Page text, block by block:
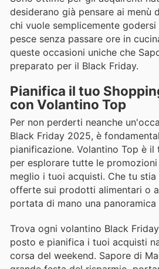
desiderano già pensare ai menù
chi vuole semplicemente
pesce senza passare ore in
queste occasioni uniche che
preparato per il Black Friday.
Pianifica il tuo
con Volantino Top
Per non perderti neanche
Black Friday 2025, è
pianificazione. Volantino Top è
per esplorare tutte le
meglio i tuoi acquisti. Che tu
offerte sui prodotti alimentari o
portata di mano una panoramica
Trova ogni volantino Black
posto e pianifica i tuoi acquisti
corsa del weekend. Sapore di